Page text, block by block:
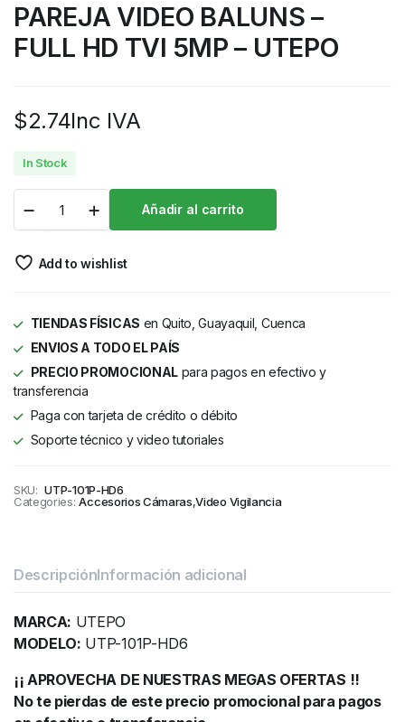
PAREJA VIDEO BALUNS –
FULL HD TVI 5MP – UTEPO
$2.74Inc IVA
In Stock
Añadir al carrito
Add to wishlist
TIENDAS FÍSICAS en Quito, Guayaquil, Cuenca
ENVIOS A TODO EL PAÍS
PRECIO PROMOCIONALpara pagos en efectivo y
transferencia
Paga con tarjeta de crédito o débito
Soporte técnico y video tutoriales
SKU: UTP-101P-HD6
Categories: Accesorios Cámaras,Video Vigilancia
DescripciónInformación adicional
MARCA: UTEPO
MODELO: UTP-101P-HD6
¡¡ APROVECHA DE NUESTRAS MEGAS OFERTAS !!
No te pierdas de este precio promocional para pagos